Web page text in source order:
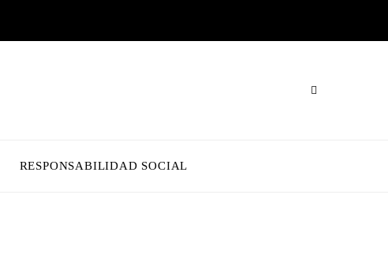
RESPONSABILIDAD SOCIAL